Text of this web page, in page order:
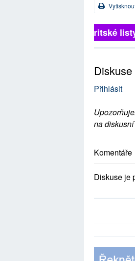
Britské
Diskuse
Přihlásit
na
Komentáře
Diskuse je